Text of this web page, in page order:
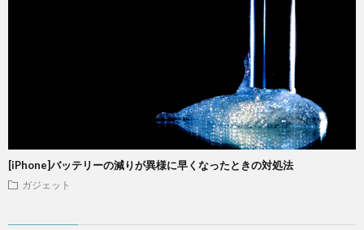
[iPhone]バッテリーの減りが異様に早くなったときの対処法
ガジェット